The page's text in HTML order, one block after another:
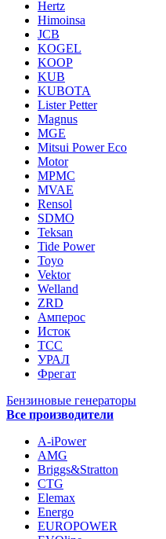
Hertz
Himoinsa
JCB
KOGEL
KOOP
KUB
KUBOTA
Lister Petter
Magnus
MGE
Mitsui Power Eco
Motor
MPMC
MVAE
Rensol
SDMO
Teksan
Tide Power
Toyo
Vektor
Welland
ZRD
Амперос
Исток
ТСС
УРАЛ
Фрегат
Бензиновые генераторы
Все производители
A-iPower
AMG
Briggs&Stratton
CTG
Elemax
Energo
EUROPOWER